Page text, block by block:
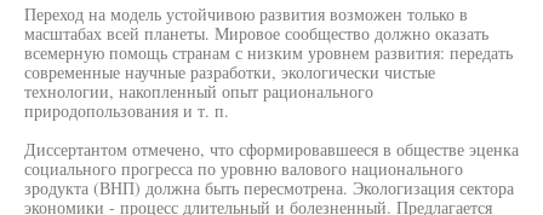
Переход на модель устойчивою развития возможен только в
масштабах всей планеты. Мировое сообщество должно оказать
всемерную помощь странам с низким уровнем развития: передать
современные научные разработки, экологически чистые
технологии, накопленный опыт рационального
природопользования и т. п.
Диссертантом отмечено, что сформировавшееся в обществе эценка
социального прогресса по уровню валового национального
зродукта (ВНП) должна быть пересмотрена. Экологизация сектора
экономики - процесс длительный и болезненный. Предлагается